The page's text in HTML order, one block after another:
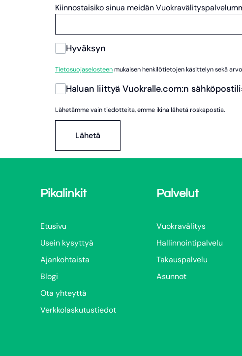
Kiinnostaisiko sinua meidän
Hyväksyn
Tietosuojaselosteenmukaisen henkilötietojen käsittelyn sekä
Haluan liittyä Vuokralle.com:n
Lähetämme vain tiedotteita, emme ikinä lähetä roskapostia.
Lähetä
Pikalinkit
Etusivu
Usein kysyttyä
Ajankohtaista
Blogi
Ota yhteyttä
Verkkolaskutustiedot
Palvelut
Vuokravälitys
Hallinnointipalvelu
Takauspalvelu
Asunnot